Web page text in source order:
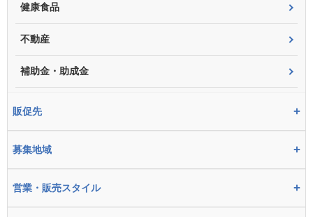
健康食品
不動産
補助金・助成金
販促先 +
募集地域 +
営業・販売スタイル +